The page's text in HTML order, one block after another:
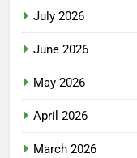
July 2026
June 2026
May 2026
April 2026
March 2026